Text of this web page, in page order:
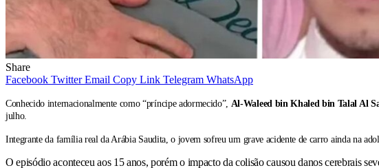
Share
Facebook Twitter Email Copy Link Telegram WhatsApp
Conhecido internacionalmente como “príncipe adormecido”, Al-Waleed bin Khaled bin Talal Al
julho.
Integrante da família real da Arábia Saudita, o jovem sofreu um grave acidente de carro ainda na
O episódio aconteceu aos 15 anos, porém o impacto da colisão causou danos cerebrais